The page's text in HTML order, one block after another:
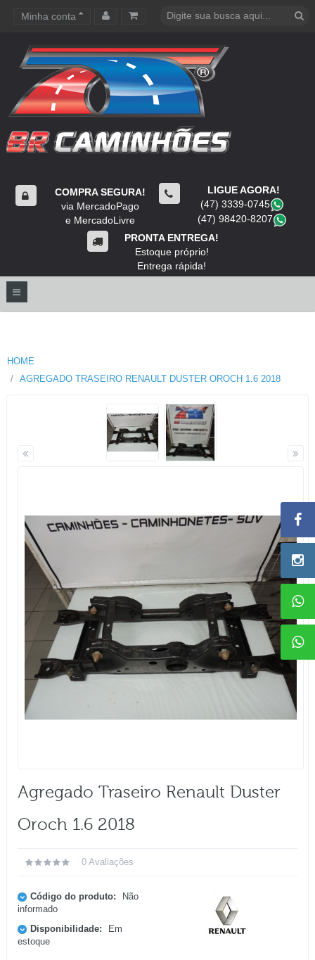
Minha conta
COMPRA SEGURA!
via MercadoPago
e MercadoLivre
LIGUE AGORA!
(47) 3339-0745
(47) 98420-8207
PRONTA ENTREGA!
Estoque próprio!
Entrega rápida!
HOME
AGREGADO TRASEIRO RENAULT DUSTER OROCH 1.6 2018
Agregado Traseiro Renault Duster
Oroch 1.6 2018
0 Avaliações
Código do produto:
Não
informado
Disponibilidade:
Em
estoque